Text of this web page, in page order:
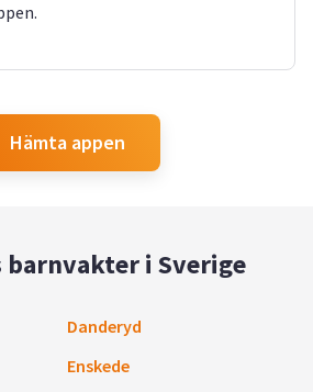
Hämta appen
barnvakter i Sverige
Danderyd
Enskede